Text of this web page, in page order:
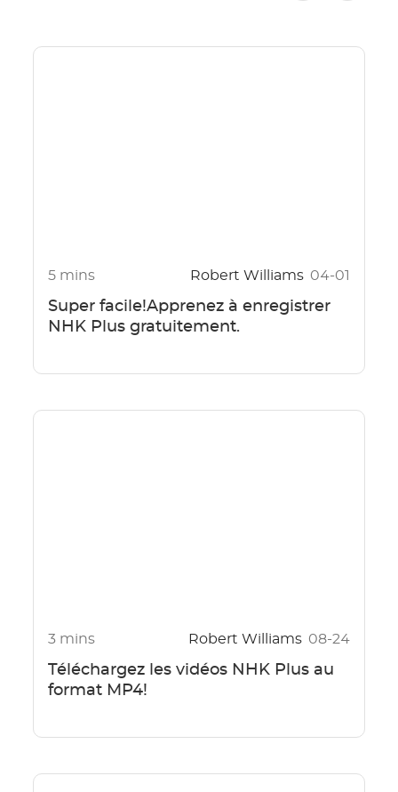
5 mins Robert Williams 04-01
Super facile!Apprenez à enregistrer
NHK Plus gratuitement.
3 mins Robert Williams 08-24
Téléchargez les vidéos NHK Plus au
format MP4!